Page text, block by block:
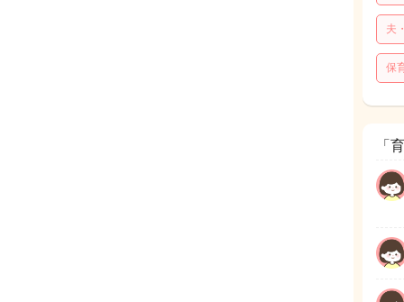
夫
保
「